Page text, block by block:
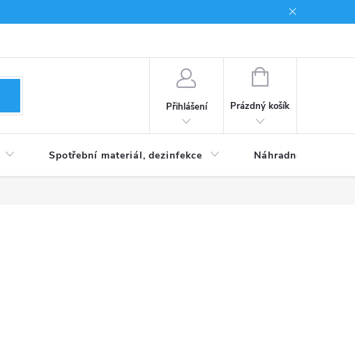
Přihlášení
NÁKUPNÍ
Prázdný košík
Spotřební materiál, dezinfekce Náhradní díly